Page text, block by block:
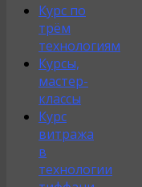
Курс по
трём
технологиям
Курсы,
мастер-
классы
Курс
витража
в
технологии